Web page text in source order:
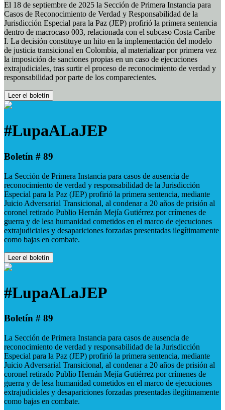
El 18 de septiembre de 2025 la Sección de Primera Instancia para
Casos de Reconocimiento de Verdad y Responsabilidad de la
Jurisdicción Especial para la Paz (JEP) profirió la primera sentencia
dentro de macrocaso 003, relacionada con el subcaso Costa Caribe
I. La decisión constituye un hito en la implementación del modelo
de justicia transicional en Colombia, al materializar por primera vez
la imposición de sanciones propias en un caso de ejecuciones
extrajudiciales, tras surtir el proceso de reconocimiento de verdad y
responsabilidad por parte de los comparecientes.
Leer el boletín
#LupaALaJEP
Boletín # 89
La Sección de Primera Instancia para casos de ausencia de
reconocimiento de verdad y responsabilidad de la Jurisdicción
Especial para la Paz (JEP) profirió la primera sentencia, mediante
Juicio Adversarial Transicional, al condenar a 20 años de prisión al
coronel retirado Publio Hernán Mejía Gutiérrez por crímenes de
guerra y de lesa humanidad cometidos en el marco de ejecuciones
extrajudiciales y desapariciones forzadas presentadas ilegítimamente
como bajas en combate.
Leer el boletín
#LupaALaJEP
Boletín # 89
La Sección de Primera Instancia para casos de ausencia de
reconocimiento de verdad y responsabilidad de la Jurisdicción
Especial para la Paz (JEP) profirió la primera sentencia, mediante
Juicio Adversarial Transicional, al condenar a 20 años de prisión al
coronel retirado Publio Hernán Mejía Gutiérrez por crímenes de
guerra y de lesa humanidad cometidos en el marco de ejecuciones
extrajudiciales y desapariciones forzadas presentadas ilegítimamente
como bajas en combate.